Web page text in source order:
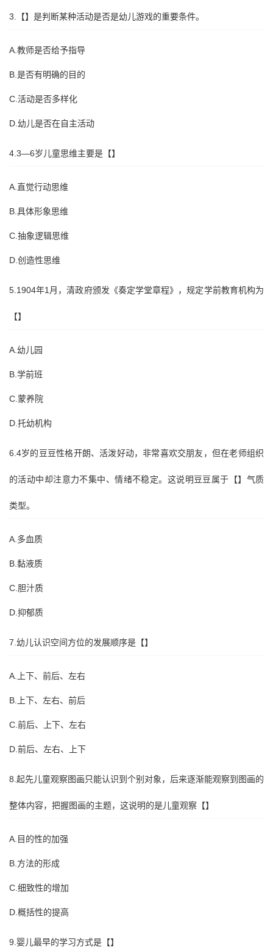
3.【】是判断某种活动是否是幼儿游戏的重要条件。
A.教师是否给予指导
B.是否有明确的目的
C.活动是否多样化
D.幼儿是否在自主活动
4.3—6岁儿童思维主要是【】
A.直觉行动思维
B.具体形象思维
C.抽象逻辑思维
D.创造性思维
5.1904年1月，清政府颁发《奏定学堂章程》，规定学前教育机构为
【】
A.幼儿园
B.学前班
C.蒙养院
D.托幼机构
6.4岁的豆豆性格开朗、活泼好动，非常喜欢交朋友，但在老师组织
的活动中却注意力不集中、情绪不稳定。这说明豆豆属于【】气质
类型。
A.多血质
B.黏液质
C.胆汁质
D.抑郁质
7.幼儿认识空间方位的发展顺序是【】
A.上下、前后、左右
B.上下、左右、前后
C.前后、上下、左右
D.前后、左右、上下
8.起先儿童观察图画只能认识到个别对象，后来逐渐能观察到图画的
整体内容，把握图画的主题，这说明的是儿童观察【】
A.目的性的加强
B.方法的形成
C.细致性的增加
D.概括性的提高
9.婴儿最早的学习方式是【】